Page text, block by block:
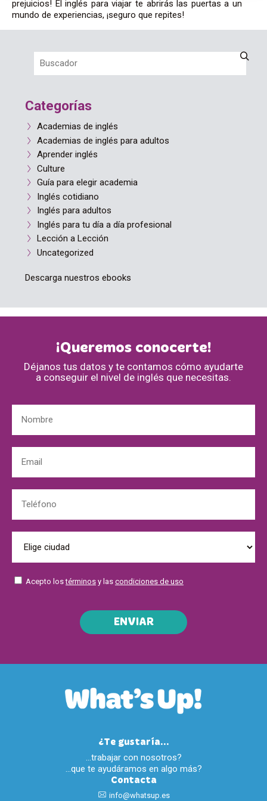
prejuicios! El inglés para viajar te abrirás las puertas a un
mundo de experiencias, ¡seguro que repites!
Categorías
Academias de inglés
Academias de inglés para adultos
Aprender inglés
Culture
Guía para elegir academia
Inglés cotidiano
Inglés para adultos
Inglés para tu día a día profesional
Lección a Lección
Uncategorized
Descarga nuestros ebooks
¡Queremos conocerte!
Déjanos tus datos y te contamos cómo ayudarte
a conseguir el nivel de inglés que necesitas.
Acepto lostérminos y las condiciones de uso
ENVIAR
¿Te gustaría...
…trabajar con nosotros?
…que te ayudáramos en algo más?
Contacta
info@whatsup.es